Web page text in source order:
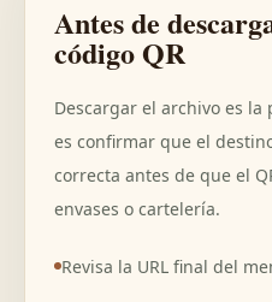
Antes de
código QR
Descargar el archivo es
es confirmar que el
correcta antes de que el
envases o cartelería.
Revisa la URL final del